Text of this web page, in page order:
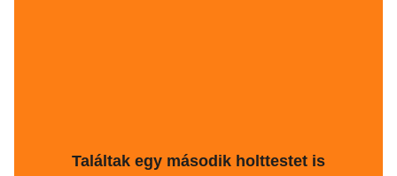
Találtak egy második holttestet is